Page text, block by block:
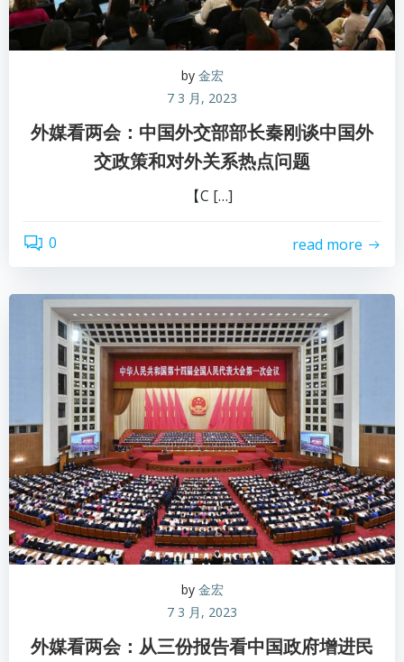
by 金宏
7 3 月, 2023
外媒看两会：中国外交部部长秦刚谈中国外
交政策和对外关系热点问题
【C […]
0 read more
by 金宏
7 3 月, 2023
外媒看两会：从三份报告看中国政府增进民